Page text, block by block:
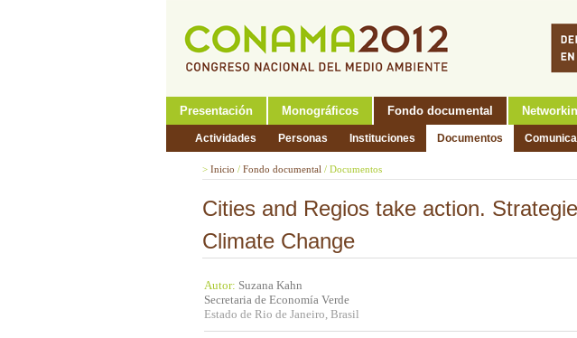
Presentación Monográficos Fondo documental
Actividades Personas Instituciones Documentos
> Inicio / Fondo documental / Documentos
Cities and Regios take action.
Climate Change
Autor: Suzana Kahn
Secretaria de Economía Verde
Estado de Rio de Janeiro, Brasil